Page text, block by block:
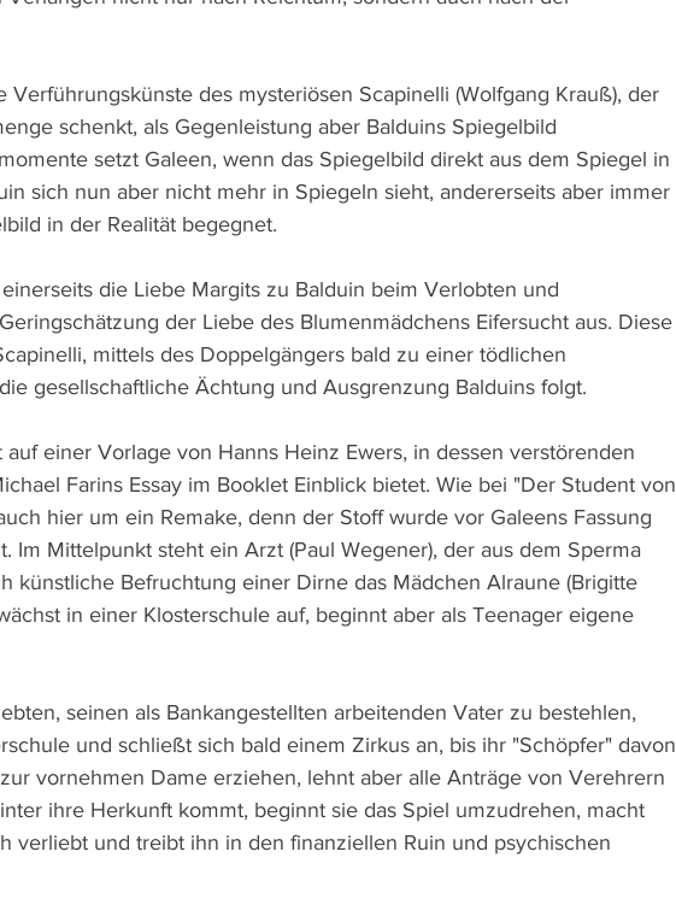
Verführungskünste des mysteriösen Scapinelli (Wolfgang Krauß), der
schenkt, als Gegenleistung aber Balduins Spiegelbild
setzt Galeen, wenn das Spiegelbild direkt aus dem Spiegel in
sich nun aber nicht mehr in Spiegeln sieht, andererseits aber immer
in der Realität begegnet.
die Liebe Margits zu Balduin beim Verlobten und
der Liebe des Blumenmädchens Eifersucht aus. Diese
mittels des Doppelgängers bald zu einer tödlichen
gesellschaftliche Ächtung und Ausgrenzung Balduins folgt.
einer Vorlage von Hanns Heinz Ewers, in dessen verstörenden
Farins Essay im Booklet Einblick bietet. Wie bei "Der Student von
hier um ein Remake, denn der Stoff wurde vor Galeens Fassung
Im Mittelpunkt steht ein Arzt (Paul Wegener), der aus dem Sperma
künstliche Befruchtung einer Dirne das Mädchen Alraune (Brigitte
in einer Klosterschule auf, beginnt aber als Teenager eigene
seinen als Bankangestellten arbeitenden Vater zu bestehlen,
und schließt sich bald einem Zirkus an, bis ihr "Schöpfer" davon
vornehmen Dame erziehen, lehnt aber alle Anträge von Verehrern
ihre Herkunft kommt, beginnt sie das Spiel umzudrehen, macht
verliebt und treibt ihn in den finanziellen Ruin und psychischen